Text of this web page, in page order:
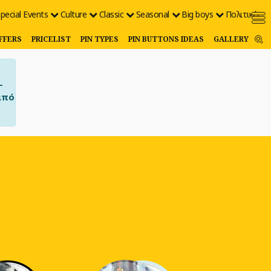
Events Culture Classic Seasonal Big boys Πολιτικές
PRICELIST PIN TYPES PIN BUTTONS IDEAS GALLERY